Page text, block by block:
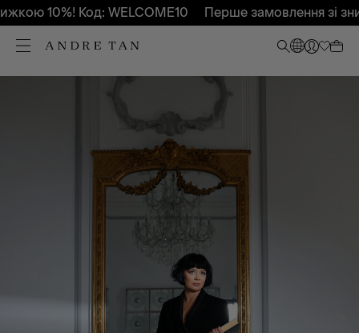
10%! Код: WELCOME10 Перше замовлення зі